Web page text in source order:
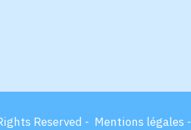
Reserved - Mentions légales -